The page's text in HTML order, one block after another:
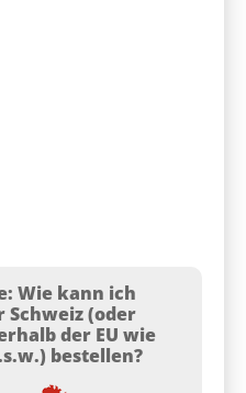
Wie kann ich
Schweiz (oder
der EU wie
bestellen?